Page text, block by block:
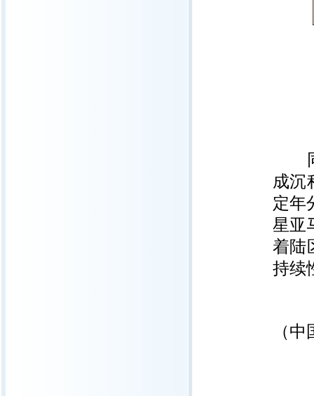
同
成沉
定年
星亚
着陆
持续
（